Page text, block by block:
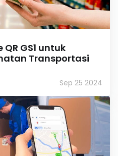
GS1 untuk
Transportasi
Sep 25 2024